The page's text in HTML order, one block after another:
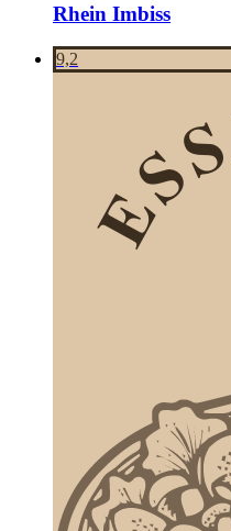
Rhein Imbiss
9,2